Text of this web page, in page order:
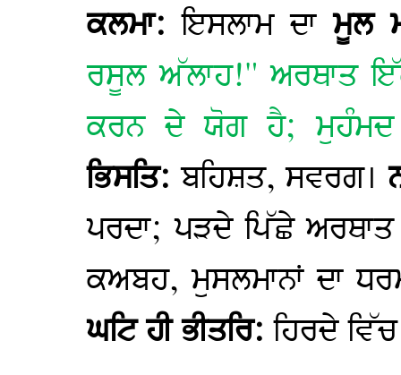
ਕਲਮਾ:ਇਸਲਾਮ ਦਾਮੂਲ
ਰਸੂਲ ਅੱਲਾਹ!" ਅਰਥਾਤ
ਕਰਨ ਦੇ ਯੋਗ ਹੈ; ਮੁਹੰਮਦ
ਭਿਸਤਿ:ਬਹਿਸ਼ਤ, ਸਵਰਗ।
ਪਰਦਾ; ਪੜਦੇ ਪਿੱਛੇ
ਕਅਬਹ, ਮੁਸਲਮਾਨਾਂ ਦਾ
ਘਟਿ ਹੀ ਭੀਤਰਿ:ਹਿਰਦੇ